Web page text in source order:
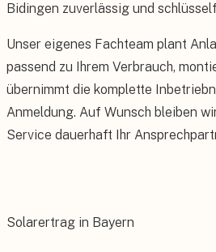
Bidingen zuverlässig und
Unser eigenes Fachteam plant
passend zu Ihrem Verbrauch,
übernimmt die komplette
Anmeldung. Auf Wunsch bleiben
Service dauerhaft Ihr
Solarertrag in Bayern